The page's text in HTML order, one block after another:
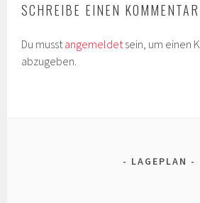
SCHREIBE EINEN KOMMENTAR
Du musstangemeldetsein, um einen
abzugeben.
LAGEPLAN